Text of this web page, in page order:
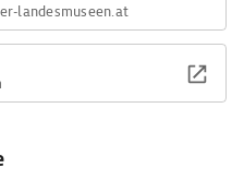
landesmuseen.at